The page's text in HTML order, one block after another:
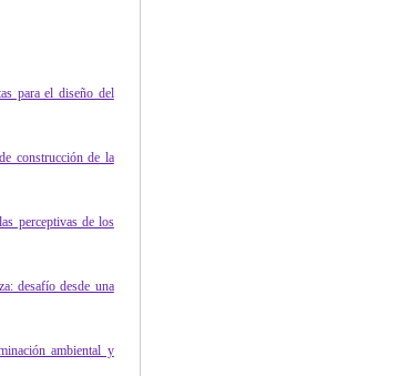
para el diseño del
construcción de la
perceptivas de los
desafío desde una
ambiental y